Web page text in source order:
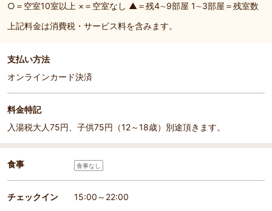
○＝空室10室以上 ×＝空室なし ▲＝残4∼9部屋 1∼3部屋＝残室数
上記料金は消費税・サービス料を含みます。
支払い方法
オンラインカード決済
料金特記
入湯税大人75円、子供75円（12～18歳）別途頂きます。
食事 食事なし
チェックイン
15:00～22:00